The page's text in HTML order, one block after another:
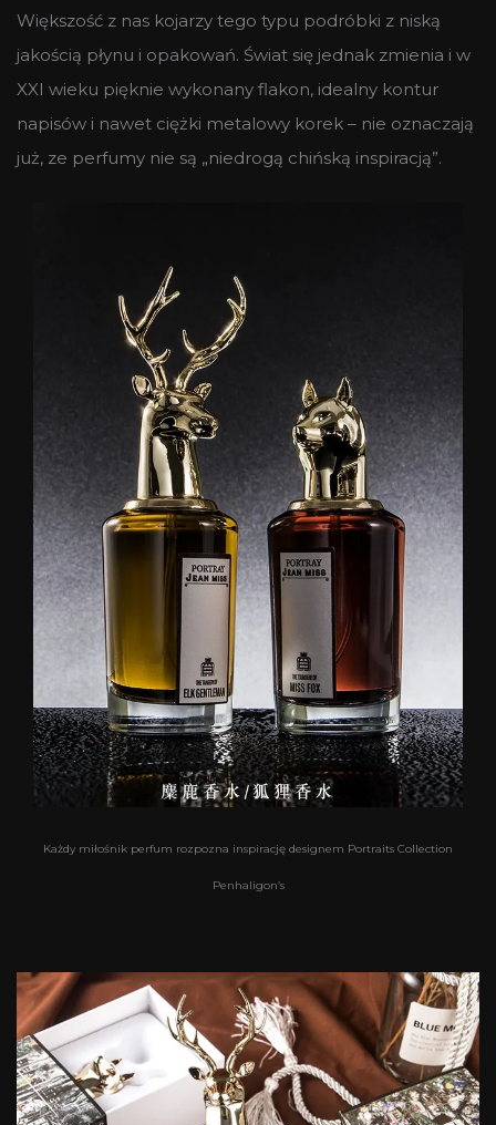
Większość z nas kojarzy tego typu podróbki z niską
jakością płynu i opakowań. Świat się jednak zmienia i w
XXI wieku pięknie wykonany flakon, idealny kontur
napisów i nawet ciężki metalowy korek – nie oznaczają
już, ze perfumy nie są „niedrogą chińską inspiracją”.
Każdy miłośnik perfum rozpozna inspirację designem Portraits Collection
Penhaligon’s